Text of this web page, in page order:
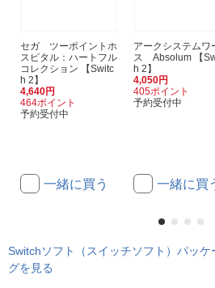
セガ ツーポイントホ
スピタル：ハートフル
コレクション 【Switc
h 2】
4,640円
464ポイント
予約受付中
一緒に買う
アークシステムワ
ス Absolum 【
h 2】
4,050円
405ポイント
予約受付中
一緒に買
Switchソフト（スイッチソフト）パッ
グを見る